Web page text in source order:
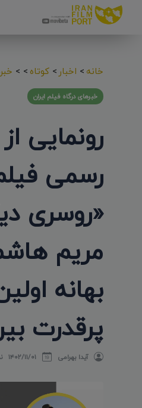
خانه> اخبار> کوتاه>
>
خبرهای درگاه فیلم ایران
رونمایی
رسمی
«روسری
مریم
بهانه
پرقدرت
آیدا بهرامی ۱۴۰۲/۱۱/۰۱